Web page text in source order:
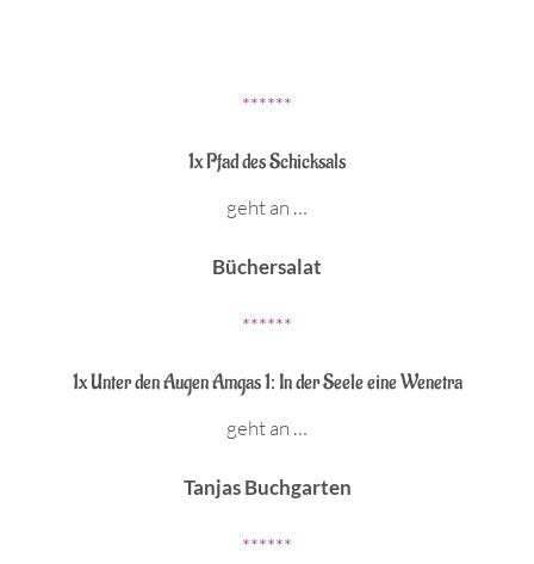
******
1x Pfad des Schicksals
geht an …
Büchersalat
******
1x Unter den Augen Amgas 1: In der Seele eine Wenetra
geht an …
Tanjas Buchgarten
******